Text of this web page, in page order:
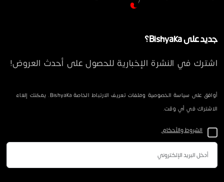
جديد على Bishyaka؟
اشترك في النشرة الإخبارية للحصول على أحدث العروض!
أوافق على سياسة الخصوصية وملفات تعريف الارتباط الخاصة Bishyaka. يمكنك إلغاء
الاشتراك في أي وقت.
الشروط والأحكام.